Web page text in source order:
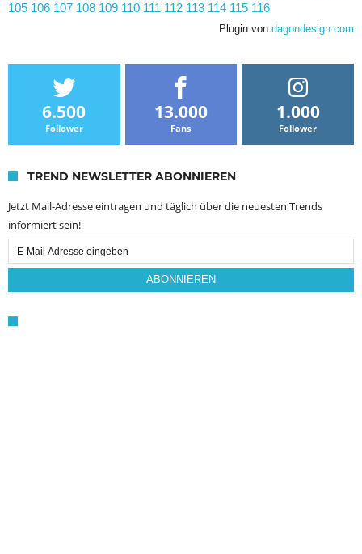
105 106 107 108 109 110 111 112 113 114 115 116
Plugin von dagondesign.com
6.500
Follower
13.000
Fans
1.000
Follower
TREND NEWSLETTER ABONNIEREN
Jetzt Mail-Adresse eintragen und täglich über die neuesten Trends
informiert sein!
Email
Subscription
ABONNIEREN